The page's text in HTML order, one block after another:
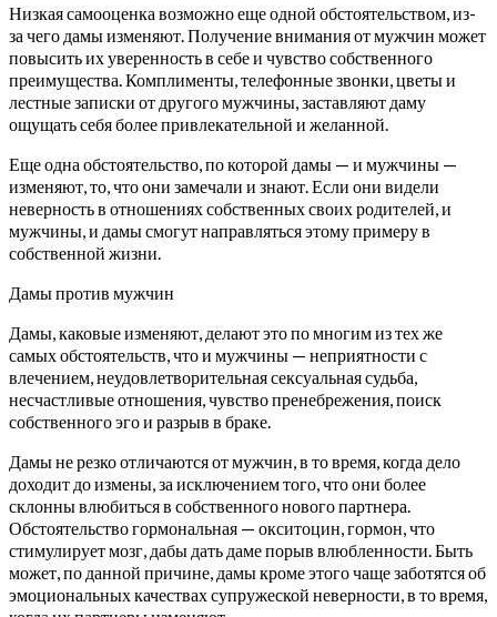
Низкая самооценка возможно еще одной обстоятельством, из-
за чего дамы изменяют. Получение внимания от мужчин может
повысить их уверенность в себе и чувство собственного
преимущества. Комплименты, телефонные звонки, цветы и
лестные записки от другого мужчины, заставляют даму
ощущать себя более привлекательной и желанной.
Еще одна обстоятельство, по которой дамы — и мужчины —
изменяют, то, что они замечали и знают. Если они видели
неверность в отношениях собственных своих родителей, и
мужчины, и дамы смогут направляться этому примеру в
собственной жизни.
Дамы против мужчин
Дамы, каковые изменяют, делают это по многим из тех же
самых обстоятельств, что и мужчины — неприятности с
влечением, неудовлетворительная сексуальная судьба,
несчастливые отношения, чувство пренебрежения, поиск
собственного эго и разрыв в браке.
Дамы не резко отличаются от мужчин, в то время, когда дело
доходит до измены, за исключением того, что они более
склонны влюбиться в собственного нового партнера.
Обстоятельство гормональная — окситоцин, гормон, что
стимулирует мозг, дабы дать даме порыв влюбленности. Быть
может, по данной причине, дамы кроме этого чаще заботятся об
эмоциональных качествах супружеской неверности, в то время,